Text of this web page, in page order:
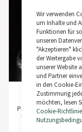
Wir verwenden
um Inhalte und
Funktionen für
unseren
"Akzeptieren"
der Weitergabe
unserer Website
und Partner
in den Cookie-
Zustimmung
möchten, lesen
Cookie-Richtlinie
Präzises Schalten durch
und eine aufgeräumte
Unterrohr und